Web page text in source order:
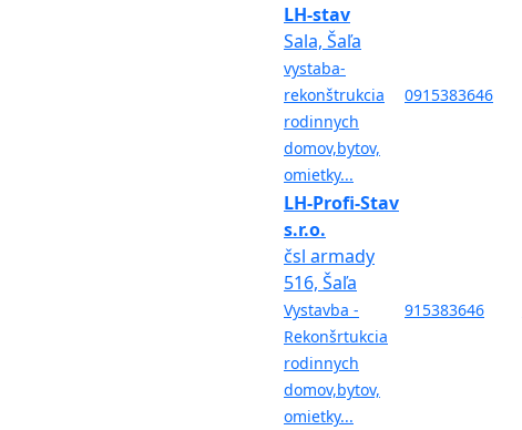
LH-stav
Sala, Šaľa
vystaba-
rekonštrukcia
rodinnych
domov,bytov,
omietky...
0915383646
LH-Profi-Stav
s.r.o.
čsl armady
516, Šaľa
Vystavba -
Rekonšrtukcia
rodinnych
domov,bytov,
omietky...
915383646